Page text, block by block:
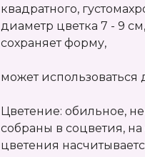
квадратного,
диаметр цветка 7 - 9
сохраняет форму,
может
Цветение: обильное,
собраны в соцветия,
цветения